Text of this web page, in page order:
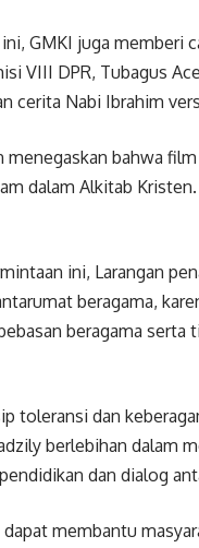
GMKI juga memberi
VIII DPR, Tubagus
cerita Nabi Ibrahim
bahwa
dalam Alkitab
ini, Larangan
beragama,
beragama
toleransi dan
berlebihan dalam
dan dialog
membantu